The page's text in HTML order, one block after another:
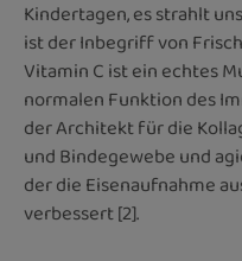
Kindertagen, es strahlt
ist der Inbegriff von
Vitamin C ist ein echtes
normalen Funktion des
der Architekt für die
und Bindegewebe und
der die Eisenaufnahme
verbessert [2].